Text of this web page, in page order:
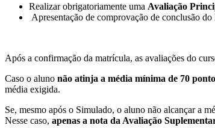
Realizar obrigatoriamente uma Avaliação
Apresentação de comprovação de conclusão
Após a confirmação da matrícula, as avaliações do
Caso o aluno não atinja a média mínima de 70
média exigida.
Se, mesmo após o Simulado, o aluno não alcançar a
Nesse caso, apenas a nota da Avaliação